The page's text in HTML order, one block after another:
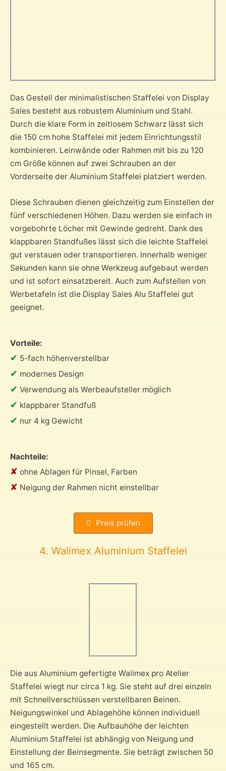
Das Gestell der minimalistischen Staffelei von Display
Sales besteht aus robustem Aluminium und Stahl.
Durch die klare Form in zeitlosem Schwarz lässt sich
die 150 cm hohe Staffelei mit jedem Einrichtungsstil
kombinieren. Leinwände oder Rahmen mit bis zu 120
cm Größe können auf zwei Schrauben an der
Vorderseite der Aluminium Staffelei platziert werden.
Diese Schrauben dienen gleichzeitig zum Einstellen der
fünf verschiedenen Höhen. Dazu werden sie einfach in
vorgebohrte Löcher mit Gewinde gedreht. Dank des
klappbaren Standfußes lässt sich die leichte Staffelei
gut verstauen oder transportieren. Innerhalb weniger
Sekunden kann sie ohne Werkzeug aufgebaut werden
und ist sofort einsatzbereit. Auch zum Aufstellen von
Werbetafeln ist die Display Sales Alu Staffelei gut
geeignet.
Vorteile:
✔ 5-fach höhenverstellbar
✔ modernes Design
✔ Verwendung als Werbeaufsteller möglich
✔ klappbarer Standfuß
✔ nur 4 kg Gewicht
Nachteile:
✘ ohne Ablagen für Pinsel, Farben
✘ Neigung der Rahmen nicht einstellbar
Preis prüfen
4. Walimex Aluminium Staffelei
Die aus Aluminium gefertigte Walimex pro Atelier
Staffelei wiegt nur circa 1 kg. Sie steht auf drei einzeln
mit Schnellverschlüssen verstellbaren Beinen.
Neigungswinkel und Ablagehöhe können individuell
eingestellt werden. Die Aufbauhöhe der leichten
Aluminium Staffelei ist abhängig von Neigung und
Einstellung der Beinsegmente. Sie beträgt zwischen 50
und 165 cm.